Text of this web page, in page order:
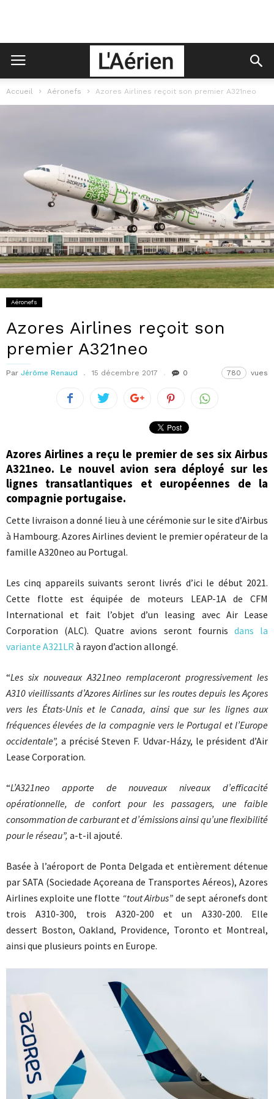
Accueil Aéronefs Azores Airlines reçoit son premier A321neo
Aéronefs
Azores Airlines reçoit son
premier A321neo
Par Jérôme Renaud 15 décembre 2017 0 780 vues
Azores Airlines a reçu le premier de ses six Airbus
A321neo. Le nouvel avion sera déployé sur les
lignes transatlantiques et européennes de la
compagnie portugaise.
Cette livraison a donné lieu à une cérémonie sur le site d’Airbus
à Hambourg. Azores Airlines devient le premier opérateur de la
famille A320neo au Portugal.
Les cinq appareils suivants seront livrés d’ici le début 2021.
Cette flotte est équipée de moteurs LEAP-1A de CFM
International et fait l’objet d’un leasing avec Air Lease
Corporation (ALC). Quatre avions seront fournis dans la
variante A321LR à rayon d’action allongé.
“Les six nouveaux A321neo remplaceront progressivement les
A310 vieillissants d’Azores Airlines sur les routes depuis les Açores
vers les États-Unis et le Canada, ainsi que sur les lignes aux
fréquences élevées de la compagnie vers le Portugal et l’Europe
occidentale”, a précisé Steven F. Udvar-Házy, le président d’Air
Lease Corporation.
“L’A321neo apporte de nouveaux niveaux d’efficacité
opérationnelle, de confort pour les passagers, une faible
consommation de carburant et d’émissions ainsi qu’une flexibilité
pour le réseau”, a-t-il ajouté.
Basée à l’aéroport de Ponta Delgada et entièrement détenue
par SATA (Sociedade Açoreana de Transportes Aéreos), Azores
Airlines exploite une flotte “tout Airbus” de sept aéronefs dont
trois A310-300, trois A320-200 et un A330-200. Elle
dessert Boston, Oakland, Providence, Toronto et Montreal,
ainsi que plusieurs points en Europe.